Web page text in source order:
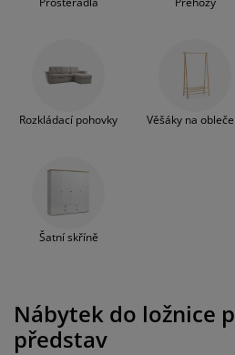
Rozkládací pohovky Věšáky na
Šatní skříně
Nábytek do ložnice
představ